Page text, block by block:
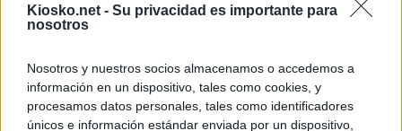
Kiosko.net - Su privacidad es importante para
nosotros
Nosotros y nuestros socios almacenamos o accedemos a
información en un dispositivo, tales como cookies, y
procesamos datos personales, tales como identificadores
únicos e información estándar enviada por un dispositivo,